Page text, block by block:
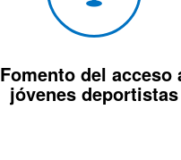
Fomento del acceso
jóvenes deportistas